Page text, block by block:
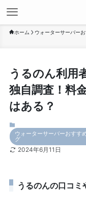
ホーム ウォーターサーバー
うるのん利用
独自調査！料
はある？
ウォーターサーバーおすす
グ
2024年6月11日
うるのんの口コミ